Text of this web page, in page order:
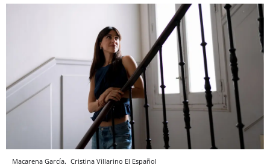
Macarena García. Cristina Villarino El Español